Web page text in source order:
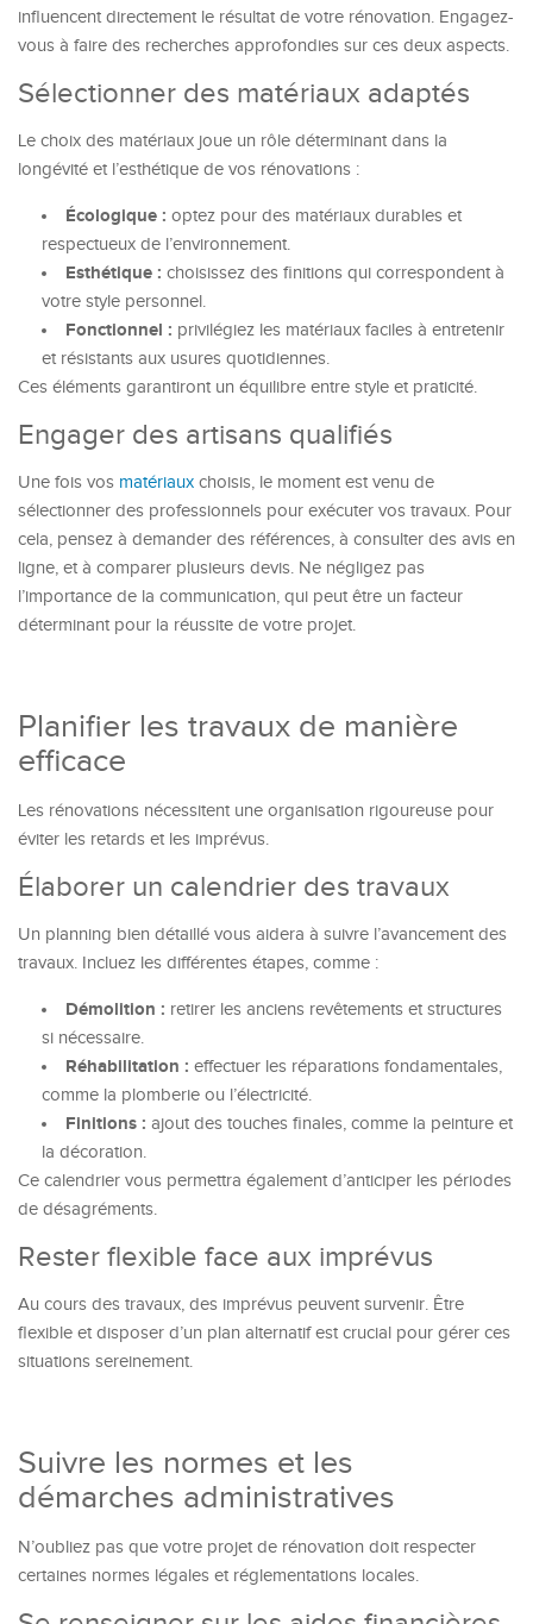
influencent directement le résultat de votre rénovation. Engagez-
vous à faire des recherches approfondies sur ces deux aspects.
Sélectionner des matériaux adaptés
Le choix des matériaux joue un rôle déterminant dans la
longévité et l’esthétique de vos rénovations :
Écologique : optez pour des matériaux durables et
respectueux de l’environnement.
Esthétique : choisissez des finitions qui correspondent à
votre style personnel.
Fonctionnel : privilégiez les matériaux faciles à entretenir
et résistants aux usures quotidiennes.
Ces éléments garantiront un équilibre entre style et praticité.
Engager des artisans qualifiés
Une fois vos matériaux choisis, le moment est venu de
sélectionner des professionnels pour exécuter vos travaux. Pour
cela, pensez à demander des références, à consulter des avis en
ligne, et à comparer plusieurs devis. Ne négligez pas
l’importance de la communication, qui peut être un facteur
déterminant pour la réussite de votre projet.
Planifier les travaux de manière
efficace
Les rénovations nécessitent une organisation rigoureuse pour
éviter les retards et les imprévus.
Élaborer un calendrier des travaux
Un planning bien détaillé vous aidera à suivre l’avancement des
travaux. Incluez les différentes étapes, comme :
Démolition : retirer les anciens revêtements et structures
si nécessaire.
Réhabilitation : effectuer les réparations fondamentales,
comme la plomberie ou l’électricité.
Finitions : ajout des touches finales, comme la peinture et
la décoration.
Ce calendrier vous permettra également d’anticiper les périodes
de désagréments.
Rester flexible face aux imprévus
Au cours des travaux, des imprévus peuvent survenir. Être
flexible et disposer d’un plan alternatif est crucial pour gérer ces
situations sereinement.
Suivre les normes et les
démarches administratives
N’oubliez pas que votre projet de rénovation doit respecter
certaines normes légales et réglementations locales.